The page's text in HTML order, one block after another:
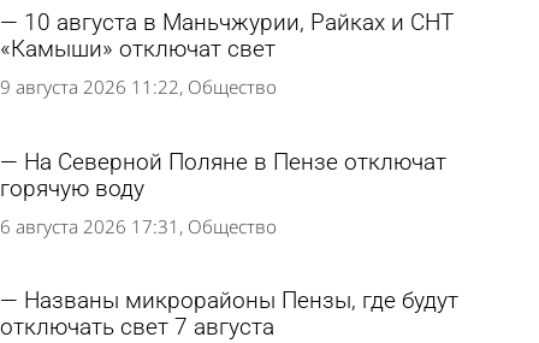
10 августа в Маньчжурии, Райках и СНТ
«Камыши» отключат свет
9 августа 2026 11:22 Общество
На Северной Поляне в Пензе отключат
горячую воду
6 августа 2026 17:31 Общество
Названы микрорайоны Пензы, где будут
отключать свет 7 августа